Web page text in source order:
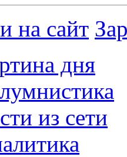
на сайт
дня
из сети